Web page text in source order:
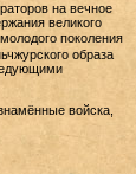
на вечное
великого
поколения
образа
войска,